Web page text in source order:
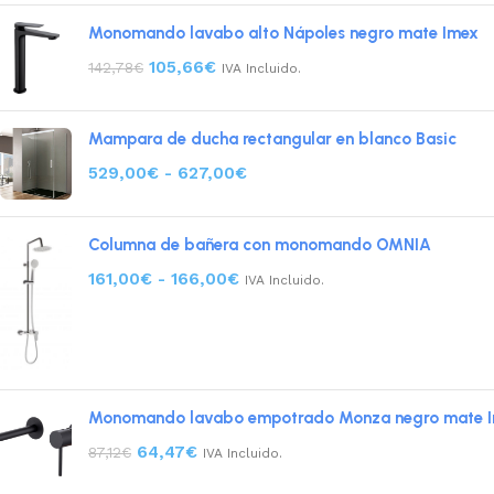
Monomando lavabo alto Nápoles negro mate Imex
142,78€ 105,66€ IVA Incluido.
Mampara de ducha rectangular en blanco Basic
529,00€ - 627,00€
Columna de bañera con monomando OMNIA
161,00€ - 166,00€ IVA Incluido.
Monomando lavabo empotrado Monza negro mate
87,12€ 64,47€ IVA Incluido.